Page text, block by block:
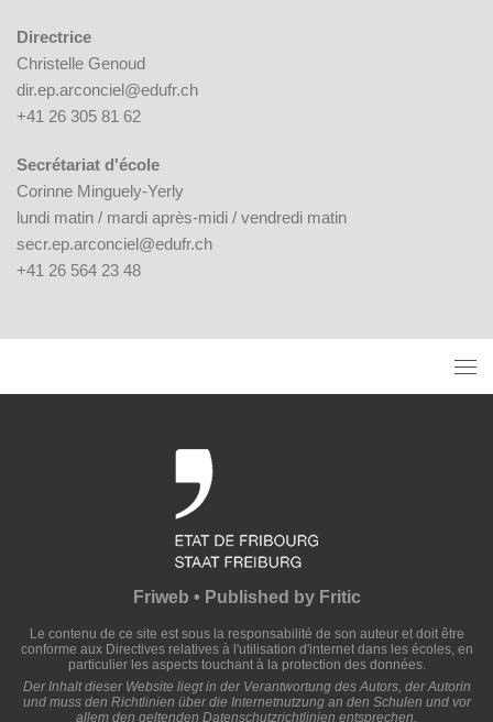
Directrice
Christelle Genoud
dir.ep.arconciel@edufr.ch
+41 26 305 81 62
Secrétariat d'école
Corinne Minguely-Yerly
lundi matin / mardi après-midi / vendredi matin
secr.ep.arconciel@edufr.ch
+41 26 564 23 48